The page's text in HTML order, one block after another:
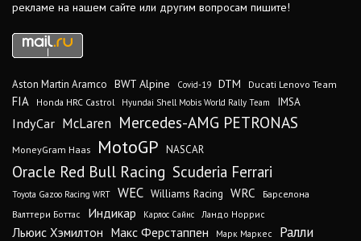
рекламе на нашем сайте или другим вопросам пишите!
Aston Martin Aramco BWT Alpine Covid-19 DTM Ducati Lenovo Team
FIA Honda HRC Castrol Hyundai Shell Mobis World Rally Team IMSA
IndyCar McLaren Mercedes-AMG PETRONAS
MoneyGram Haas MotoGP NASCAR
Oracle Red Bull Racing Scuderia Ferrari
Toyota Gazoo Racing WRT WEC Williams Racing WRC
Барселона
Валттери Боттас
Индикар Карлос Сайнс Ландо Норрис
Льюис Хэмилтон Макс Ферстаппен Марк Маркес Ралли